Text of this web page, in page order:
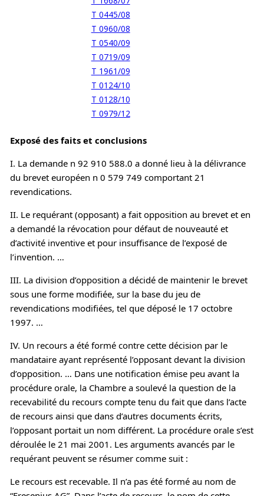
T 0445/08
T 0960/08
T 0540/09
T 0719/09
T 1961/09
T 0124/10
T 0128/10
T 0979/12
Exposé des faits et conclusions
I. La demande n 92 910 588.0 a donné lieu à la délivrance
du brevet européen n 0 579 749 comportant 21
revendications.
II. Le requérant (opposant) a fait opposition au brevet et en
a demandé la révocation pour défaut de nouveauté et
d’activité inventive et pour insuffisance de l’exposé de
l’invention. …
III. La division d’opposition a décidé de maintenir le brevet
sous une forme modifiée, sur la base du jeu de
revendications modifiées, tel que déposé le 17 octobre
1997. …
IV. Un recours a été formé contre cette décision par le
mandataire ayant représenté l’opposant devant la division
d’opposition. … Dans une notification émise peu avant la
procédure orale, la Chambre a soulevé la question de la
recevabilité du recours compte tenu du fait que dans l’acte
de recours ainsi que dans d’autres documents écrits,
l’opposant portait un nom différent. La procédure orale s’est
déroulée le 21 mai 2001. Les arguments avancés par le
requérant peuvent se résumer comme suit :
Le recours est recevable. Il n’a pas été formé au nom de